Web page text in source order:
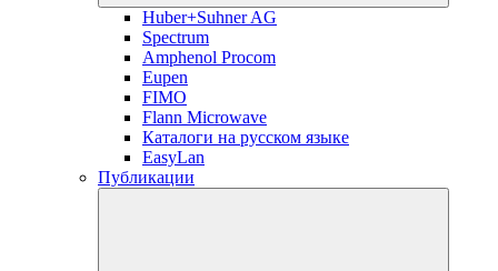
Huber+Suhner AG
Spectrum
Amphenol Procom
Eupen
FIMO
Flann Microwave
Каталоги на русском языке
EasyLan
Публикации